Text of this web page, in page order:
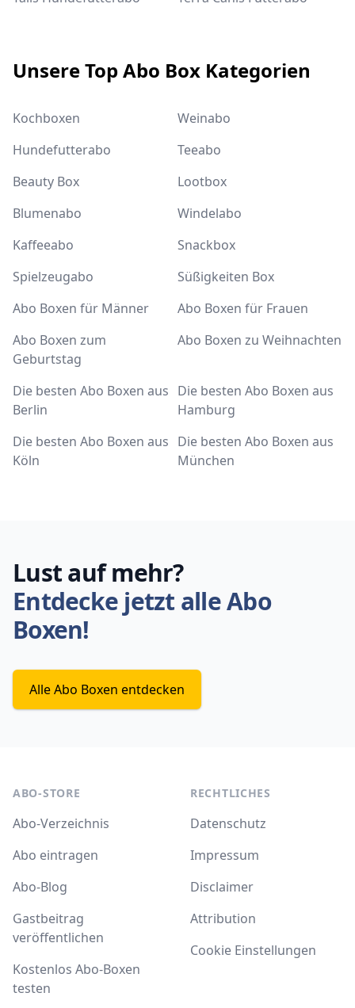
Unsere Top Abo Box Kategorien
Kochboxen
Weinabo
Hundefutterabo
Teeabo
Beauty Box
Lootbox
Blumenabo
Windelabo
Kaffeeabo
Snackbox
Spielzeugabo
Süßigkeiten Box
Abo Boxen für Männer
Abo Boxen für Frauen
Abo Boxen zum
Geburtstag
Abo Boxen zu Weihnachten
Die besten Abo Boxen aus
Berlin
Die besten Abo Boxen aus
Hamburg
Die besten Abo Boxen aus
Köln
Die besten Abo Boxen aus
München
Lust auf mehr?
Entdecke jetzt alle Abo
Boxen!
Alle Abo Boxen entdecken
ABO-STORE
Abo-Verzeichnis
Abo eintragen
Abo-Blog
Gastbeitrag
veröffentlichen
Kostenlos Abo-Boxen
testen
RECHTLICHES
Datenschutz
Impressum
Disclaimer
Attribution
Cookie Einstellungen